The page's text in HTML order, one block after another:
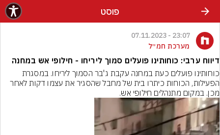
פוסט
23:07 - 07.11.2023
מערכת חמ״ל
דיווח ערבי: כוחותינו פועלים סמוך ליריחו - חילופי אש במחנה
הפעילות, הכוחות כיתרו בית של מחבל שהסגיר את עצמו דקות לאחר
מכן. במקום מתנהלים חילופי אש.